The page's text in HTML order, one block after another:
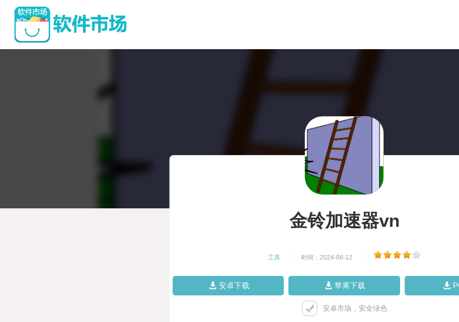
金铃加速器vn
工具 时间：2024-08-12
安卓下载 苹果下载
安卓市场，安全绿色